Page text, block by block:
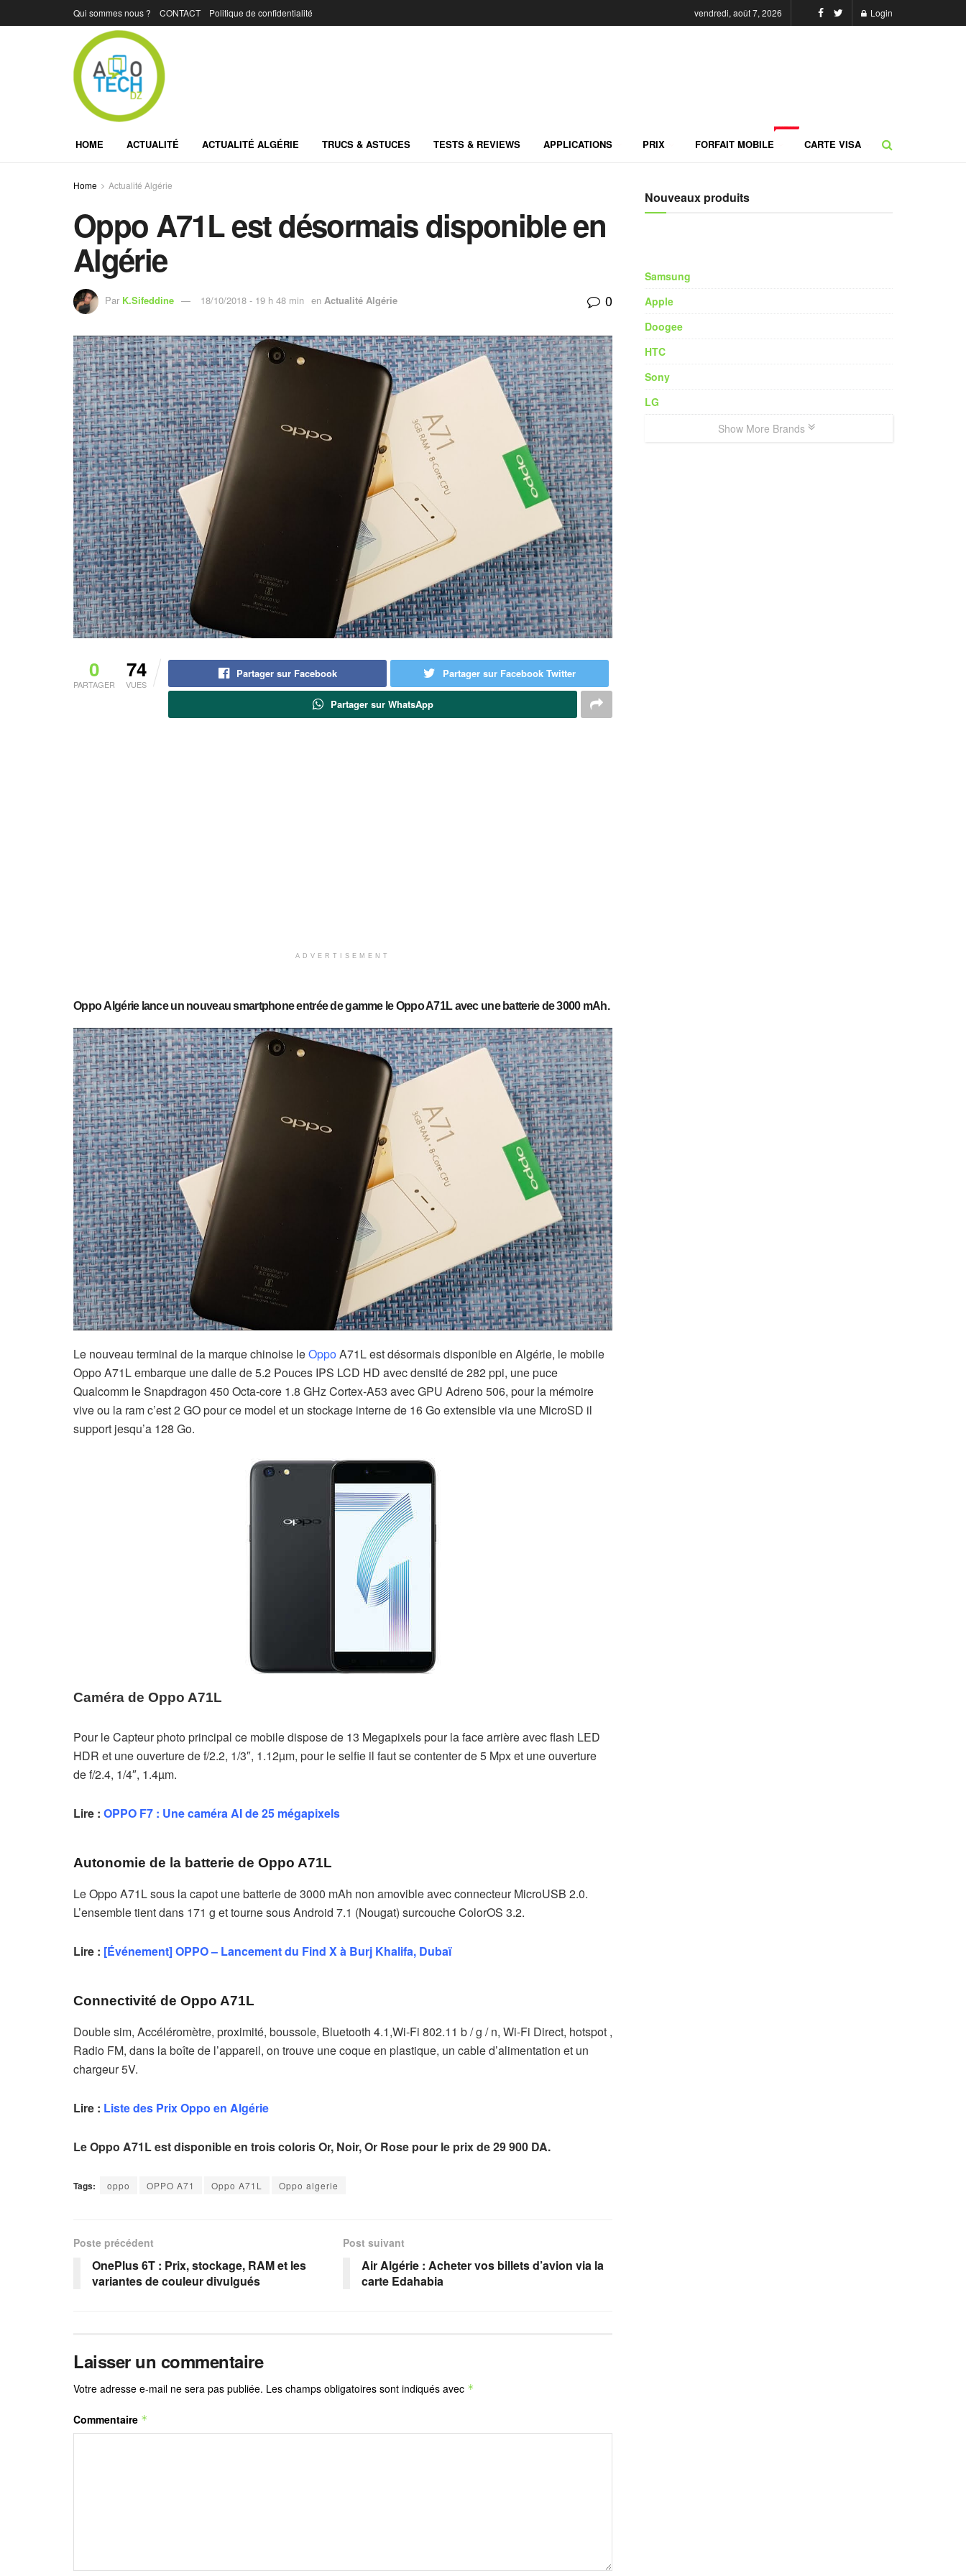
Qui sommes nous ? CONTACT Politique de confidentialité vendredi, août 7, 2026 Login
HOME ACTUALITÉ ACTUALITÉ ALGÉRIE TRUCS & ASTUCES TESTS & REVIEWS APPLICATIONS PRIX FORFAIT MOBILE CARTE VISA
Home Actualité Algérie
Oppo A71L est désormais disponible en
Algérie
Par K.Sifeddine 18/10/2018 - 19 h 48 min en Actualité Algérie 0
0
PARTAGER
74
VUES
Partager sur Facebook Partager sur Facebook Twitter
Partager sur WhatsApp
ADVERTISEMENT
OppoAlgérielance un nouveau smartphone entrée de gamme le Oppo A71L avec une batterie de 3000 mAh.
Le nouveau terminal de la marque chinoise leOppoA71L est désormais disponible en Algérie, le mobile
Oppo A71L embarque une dalle de 5.2 Pouces IPS LCD HD avec densité de 282 ppi, une puce
Qualcomm le Snapdragon 450 Octa-core 1.8 GHz Cortex-A53 avec GPU Adreno 506, pour la mémoire
vive ou la ram c’est 2 GO pour ce model et un stockage interne de 16 Go extensible via une MicroSD il
support jesqu’a 128 Go.
Caméra de Oppo A71L
Pour le Capteur photo principal ce mobile dispose de 13 Megapixels pour la face arrière avec flash LED
HDR et une ouverture de f/2.2, 1/3″, 1.12µm, pour le selfie il faut se contenter de 5 Mpx et une ouverture
de f/2.4, 1/4″, 1.4µm.
Lire : OPPO F7 : Une caméra AI de 25 mégapixels
Autonomie de la batterie de Oppo A71L
Le Oppo A71L sous la capot une batterie de 3000 mAh non amovible avec connecteur MicroUSB 2.0.
L’ensemble tient dans 171 g et tourne sous Android 7.1 (Nougat) surcouche ColorOS 3.2.
Lire : [Événement] OPPO – Lancement du Find X à Burj Khalifa, Dubaï
Connectivité de Oppo A71L
Double sim, Accéléromètre, proximité, boussole, Bluetooth 4.1,Wi-Fi 802.11 b / g / n, Wi-Fi Direct, hotspot ,
Radio FM, dans la boîte de l’appareil, on trouve une coque en plastique, un cable d’alimentation et un
chargeur 5V.
Lire : Liste des Prix Oppo en Algérie
Le Oppo A71L est disponible en trois coloris Or, Noir, Or Rose pour le prix de 29 900 DA.
Tags: oppo OPPO A71 Oppo A71L Oppo algerie
Poste précédent
OnePlus 6T : Prix, stockage, RAM et les
variantes de couleur divulgués
Post suivant
Air Algérie : Acheter vos billets d’avion via la
carte Edahabia
Laisser un commentaire
Votre adresse e-mail ne sera pas publiée. Les champs obligatoires sont indiqués avec *
Commentaire *
Nouveaux produits
Samsung
Apple
Doogee
HTC
Sony
LG
Show More Brands